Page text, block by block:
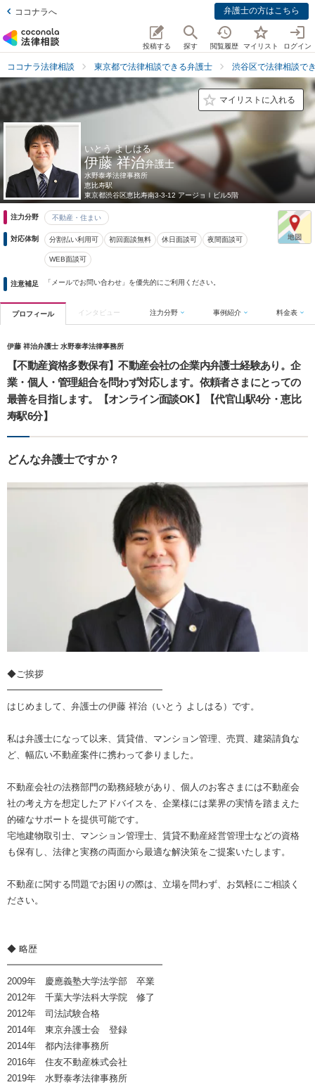
ココナラへ 弁護士の方はこちら
投稿する 探す 閲覧履歴 マイリスト ログイン
ココナラ法律相談 東京都で法律相談できる弁護士 渋谷区で法律相談で
マイリストに入れる
いとう よしはる
伊藤 祥治弁護士
水野泰孝法律事務所
恵比寿駅
東京都渋谷区恵比寿南3-3-12 アージョⅠビル5階
注力分野 不動産・住まい
対応体制 分割払い利用可 初回面談無料 休日面談可 夜間面談可
WEB面談可
注意補足 「メールでお問い合わせ」を優先的にご利用ください。
プロフィール インタビュー 注力分野 事例紹介 料金表
伊藤 祥治弁護士 水野泰孝法律事務所
【不動産資格多数保有】不動産会社の企業内弁護士経験あり。企
業・個人・管理組合を問わず対応します。依頼者さまにとっての
最善を目指します。【オンライン面談OK】【代官山駅4分・恵比
寿駅6分】
どんな弁護士ですか？
◆ご挨拶
━━━━━━━━━━━━━━━━━
はじめまして、弁護士の伊藤 祥治（いとう よしはる）です。
私は弁護士になって以来、賃貸借、マンション管理、売買、建築請負な
ど、幅広い不動産案件に携わって参りました。
不動産会社の法務部門の勤務経験があり、個人のお客さまには不動産会
社の考え方を想定したアドバイスを、企業様には業界の実情を踏まえた
的確なサポートを提供可能です。
宅地建物取引士、マンション管理士、賃貸不動産経営管理士などの資格
も保有し、法律と実務の両面から最適な解決策をご提案いたします。
不動産に関する問題でお困りの際は、立場を問わず、お気軽にご相談く
ださい。
◆ 略歴
━━━━━━━━━━━━━━━━━
2009年 慶應義塾大学法学部 卒業
2012年 千葉大学法科大学院 修了
2012年 司法試験合格
2014年 東京弁護士会 登録
2014年 都内法律事務所
2016年 住友不動産株式会社
2019年 水野泰孝法律事務所